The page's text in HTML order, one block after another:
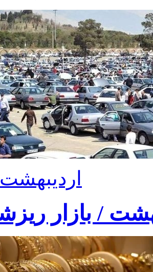
20 اردیبهشت 1402